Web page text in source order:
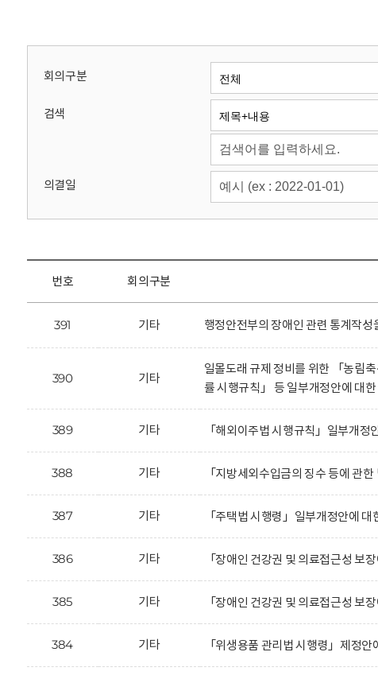
회
회의구분
검색
의결일
번호 회의구분
391 기타 행정안전부의 장애인 관련 통계작성
390 기타
일몰도래 규제 정비를 위한 「농림
률 시행규칙」 등 일부개정안에 대
389 기타 「해외이주법 시행규칙」일부개
388 기타 「지방세외수입금의 징수 등에 관
387 기타 「주택법 시행령」일부개정안에
386 기타 「장애인 건강권 및 의료접근성 보
385 기타 「장애인 건강권 및 의료접근성 보
384 기타 「위생용품 관리법 시행령」제정